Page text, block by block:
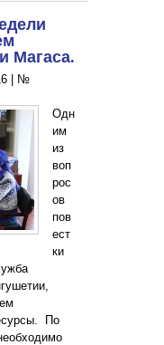
Магаса.
| №
Одн
им
из
воп
рос
ов
пов
ест
ки
По